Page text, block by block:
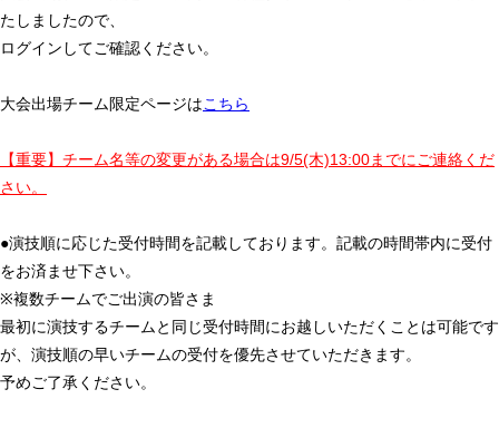
たしましたので、
ログインしてご確認ください。
大会出場チーム限定ページはこちら
【重要】チーム名等の変更がある場合は9/5(木)13:00までにご連絡くだ
さい。
●演技順に応じた受付時間を記載しております。記載の時間帯内に受付
をお済ませ下さい。
※複数チームでご出演の皆さま
最初に演技するチームと同じ受付時間にお越しいただくことは可能です
が、演技順の早いチームの受付を優先させていただきます。
予めご了承ください。